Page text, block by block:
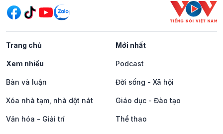
Trang chủ Mới nhất
Xem nhiều Podcast
Bàn và luận Đời sống - Xã hội
Xóa nhà tạm, nhà dột nát Giáo dục - Đào tạo
Văn hóa - Giải trí Thể thao